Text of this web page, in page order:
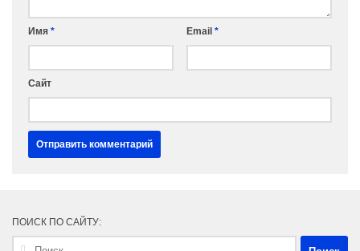
Имя * Email *
Сайт
ПОИСК ПО САЙТУ:
Найти: